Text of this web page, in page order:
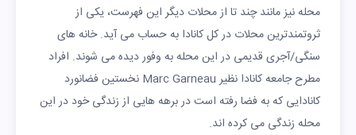
محله نیز مانند چند تا از محلات دیگر این فهرست، یکی از
ثروتمندترین محلات در کل کانادا به حساب می آید. خانه های
سنگی/آجری قدیمی در این محله به وفور دیده می شوند. افراد
مطرح جامعه کانادا نظیر Marc Garneau نخستین فضانورد
کانادایی که به فضا رفته است در برهه هایی از زندگی خود در این
محله زندگی می کرده اند.